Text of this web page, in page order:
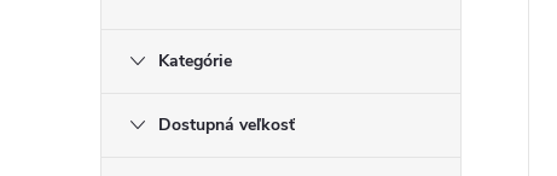
Kategórie
Dostupná veľkosť